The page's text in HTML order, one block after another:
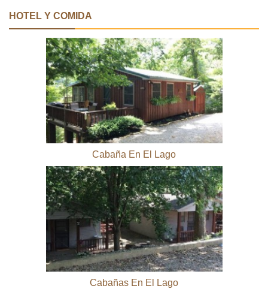
HOTEL Y COMIDA
Cabaña En El Lago
Cabañas En El Lago